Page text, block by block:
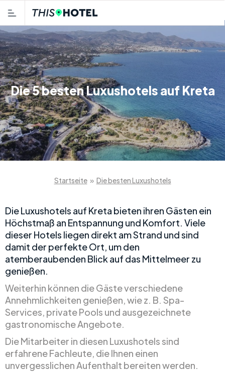
Die 5 besten Luxushotels auf Kreta
Startseite » Die besten Luxushotels
Die Luxushotels auf Kreta bieten ihren Gästen ein
Höchstmaß an Entspannung und Komfort. Viele
dieser Hotels liegen direkt am Strand und sind
damit der perfekte Ort, um den
atemberaubenden Blick auf das Mittelmeer zu
genießen.
Weiterhin können die Gäste verschiedene
Annehmlichkeiten genießen, wie z. B. Spa-
Services, private Pools und ausgezeichnete
gastronomische Angebote.
Die Mitarbeiter in diesen Luxushotels sind
erfahrene Fachleute, die Ihnen einen
unvergesslichen Aufenthalt bereiten werden.